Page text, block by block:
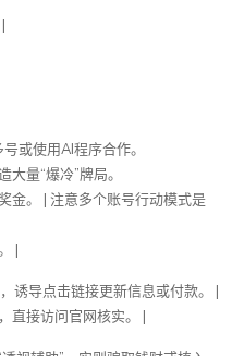
|
或使用AI程序合作。
量“爆冷”牌局。
金。 | 注意多个账号行动模式是
|
诱导点击链接更新信息或付款。 |
直接访问官网核实。 |